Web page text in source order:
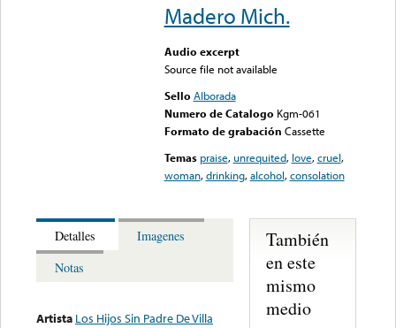
Madero Mich.
Audio excerpt
Source file not available
Sello Alborada
Numero de Catalogo Kgm-061
Formato de grabación Cassette
Temas praise,unrequited, love,cruel,
woman,drinking,alcohol,consolation
Detalles
Imagenes
Notas
Artista Los Hijos Sin Padre De Villa
También
en este
mismo
medio